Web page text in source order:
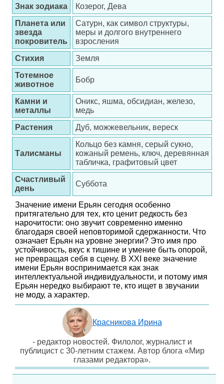
Знак зодиака
Козерог, Дева
Планета или
звезда
покровитель
Сатурн, как символ структуры,
меры и долгого внутреннего
взросления
Стихия
Земля
Тотемное
животное
Бобр
Камни и
металлы
Оникс, яшма, обсидиан, железо,
медь
Растения
Дуб, можжевельник, вереск
Талисманы
Кольцо без камня, серый сукно,
кожаный ремень, ключ, деревянная
табличка, графитовый цвет
Счастливый
день
Суббота
Значение имени Ерьян сегодня особенно
притягательно для тех, кто ценит редкость без
нарочитости: оно звучит современно именно
благодаря своей неповторимой сдержанности. Что
означает Ерьян на уровне энергии? Это имя про
устойчивость, вкус к тишине и умение быть опорой,
не превращая себя в сцену. В XXI веке значение
имени Ерьян воспринимается как знак
интеллектуальной индивидуальности, и потому имя
Ерьян нередко выбирают те, кто ищет в звучании
не моду, а характер.
Красникова Ирина
- редактор новостей. Филолог, журналист и
публицист с 30-летним стажем. Автор блога «Мир
глазами редактора».